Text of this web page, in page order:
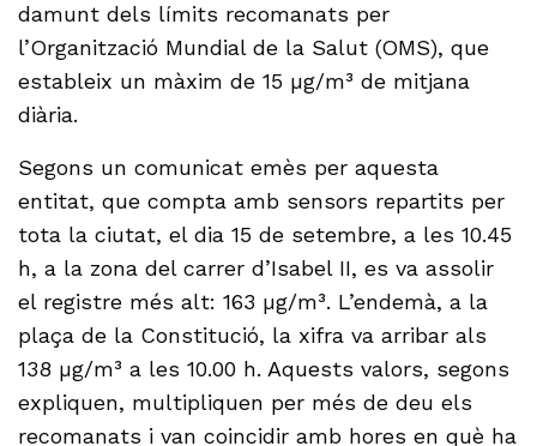
damunt dels límits recomanats per
l’Organització Mundial de la Salut (OMS), que
estableix un màxim de 15 µg/m³ de mitjana
diària.
Segons un comunicat emès per aquesta
entitat, que compta amb sensors repartits per
tota la ciutat, el dia 15 de setembre, a les 10.45
h, a la zona del carrer d’Isabel II, es va assolir
el registre més alt: 163 µg/m³. L’endemà, a la
plaça de la Constitució, la xifra va arribar als
138 µg/m³ a les 10.00 h. Aquests valors, segons
expliquen, multipliquen per més de deu els
recomanats i van coincidir amb hores en què ha